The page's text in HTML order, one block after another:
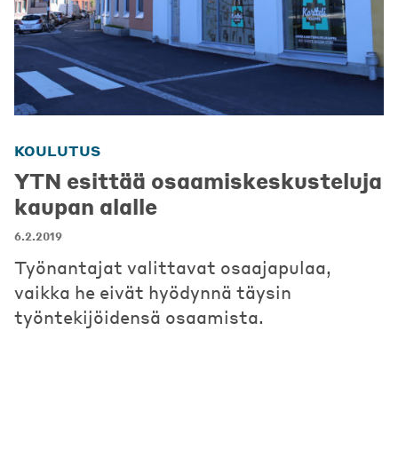
KOULUTUS
YTN esittää osaamiskeskusteluja
kaupan alalle
6.2.2019
Työnantajat valittavat osaajapulaa,
vaikka he eivät hyödynnä täysin
työntekijöidensä osaamista.